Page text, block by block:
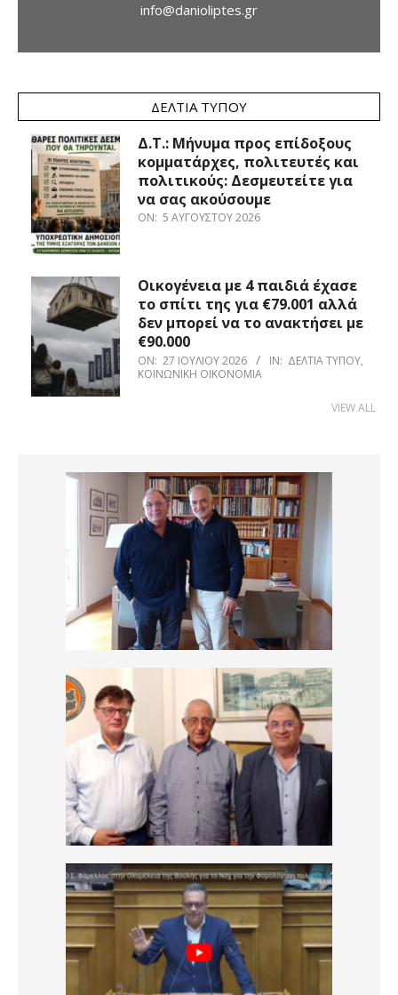
info@danioliptes.gr
ΔΕΛΤΊΑ ΤΎΠΟΥ
Δ.Τ.: Μήνυμα προς επίδοξους
κομματάρχες, πολιτευτές και
πολιτικούς: Δεσμευτείτε για
να σας ακούσουμε
ON: 5 ΑΥΓΟΎΣΤΟΥ 2026
Οικογένεια με 4 παιδιά έχασε
το σπίτι της για €79.001 αλλά
δεν μπορεί να το ανακτήσει με
€90.000
ON: 27 ΙΟΥΛΊΟΥ 2026 IN: ΔΕΛΤΊΑ ΤΎΠΟΥ,
ΚΟΙΝΩΝΙΚΉ ΟΙΚΟΝΟΜΊΑ
VIEW ALL